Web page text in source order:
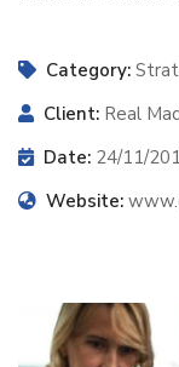
Category:
Client: Real
Date: 24/11/
Website: